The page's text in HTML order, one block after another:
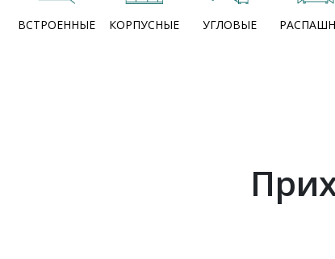
ВСТРОЕННЫЕ КОРПУСНЫЕ УГЛОВЫЕ